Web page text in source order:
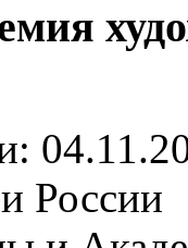
России